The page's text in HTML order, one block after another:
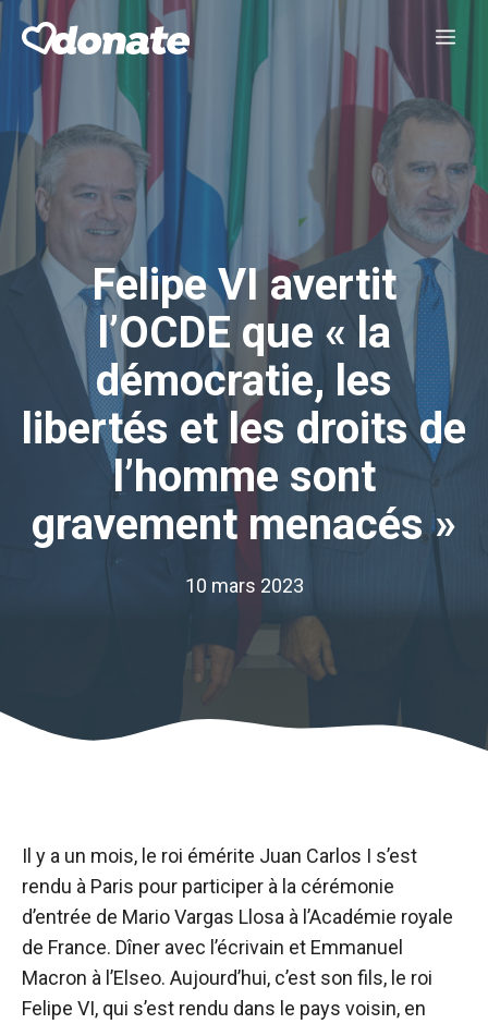
contenu
Felipe VI avertit
l’OCDE que « la
démocratie, les
libertés et les droits de
l’homme sont
gravement menacés »
10 mars 2023
Il y a un mois, le roi émérite Juan Carlos I s’est
rendu à Paris pour participer à la cérémonie
d’entrée de Mario Vargas Llosa à l’Académie royale
de France. Dîner avec l’écrivain et Emmanuel
Macron à l’Elseo. Aujourd’hui, c’est son fils, le roi
Felipe VI, qui s’est rendu dans le pays voisin, en